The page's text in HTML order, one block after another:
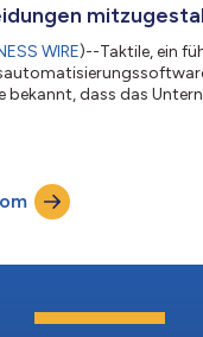
WIRE)--Taktile, ein
bekannt, dass das
können. Diese
als Pionier im Bereich KI-
und sein